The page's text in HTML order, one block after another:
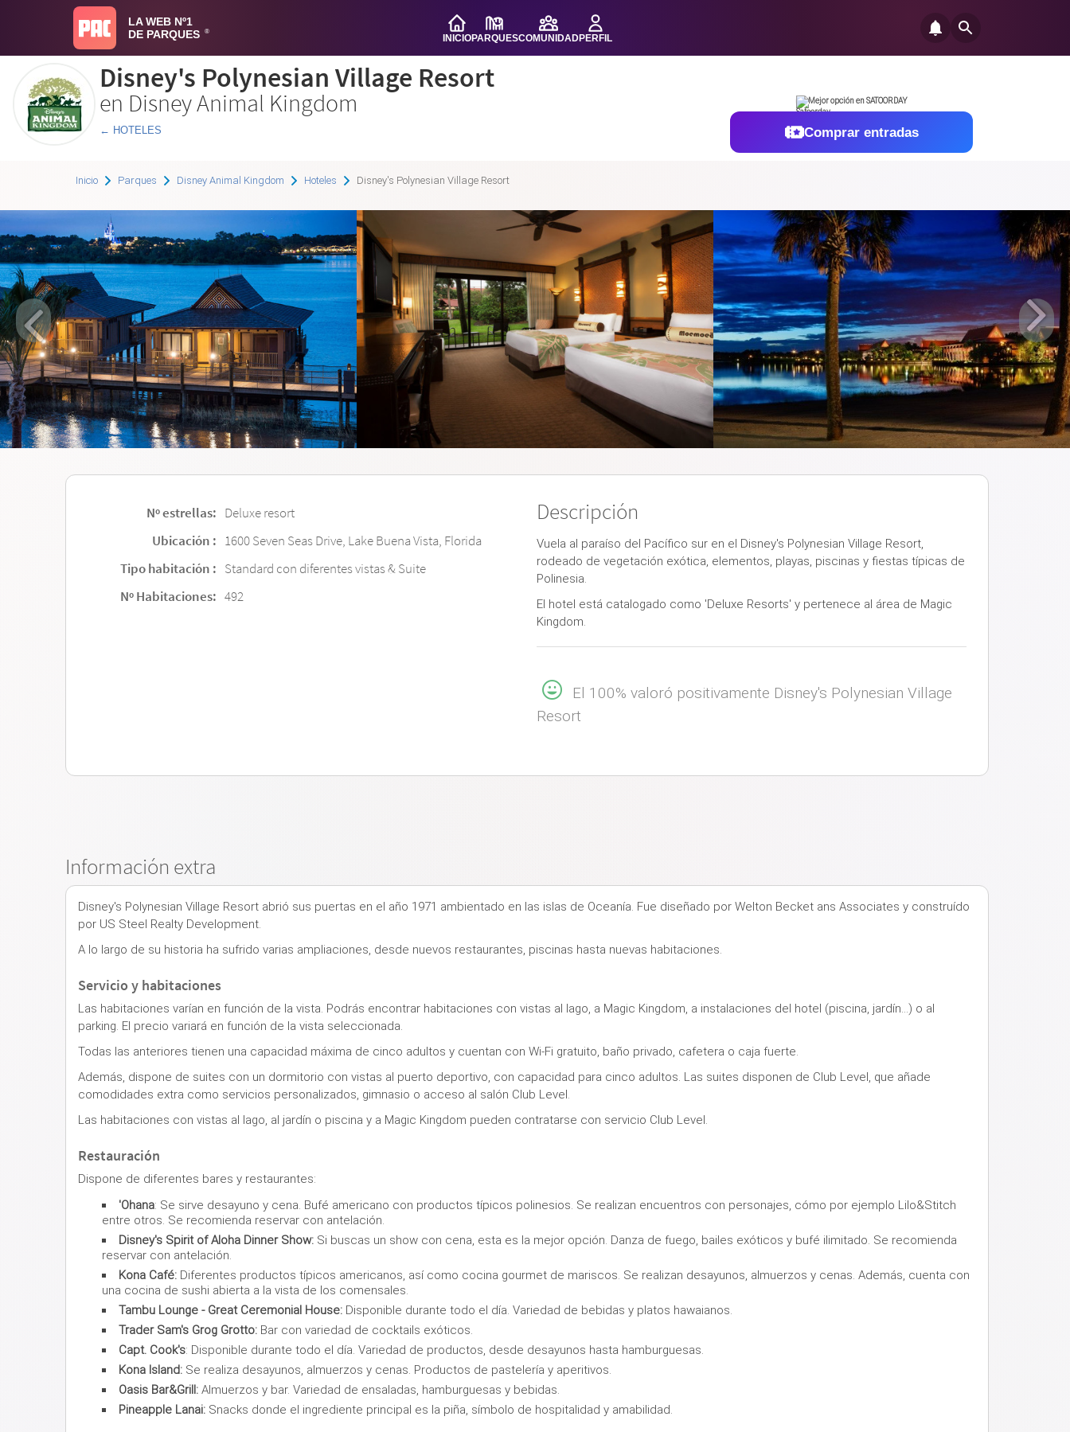
LA WEB Nº1
DE PARQUES
®
INICIOPARQUESCOMUNIDADPERFIL
Disney's Polynesian Village Resort
en Disney Animal Kingdom
← HOTELES
Mejor opción en SATOORDAY
Comprar entradas
Inicio Parques Disney Animal Kingdom Hoteles Disney's Polynesian Village Resort
Nº estrellas: Deluxe resort
Ubicación : 1600 Seven Seas Drive, Lake Buena Vista, Florida
Tipo habitación : Standard con diferentes vistas & Suite
Nº Habitaciones: 492
Descripción
Vuela al paraíso del Pacífico sur en el Disney's Polynesian Village Resort,
rodeado de vegetación exótica, elementos, playas, piscinas y fiestas típicas de
Polinesia.
El hotel está catalogado como 'Deluxe Resorts' y pertenece al área de Magic
Kingdom.
El 100% valoró positivamente Disney's Polynesian Village
Resort
Información extra
Disney's Polynesian Village Resort abrió sus puertas en el año 1971 ambientado en las islas de Oceanía. Fue diseñado por Welton Becket ans Associates y construído
por US Steel Realty Development.
A lo largo de su historia ha sufrido varias ampliaciones, desde nuevos restaurantes, piscinas hasta nuevas habitaciones.
Servicio y habitaciones
Las habitaciones varían en función de la vista. Podrás encontrar habitaciones con vistas al lago, a Magic Kingdom, a instalaciones del hotel (piscina, jardín...) o al
parking. El precio variará en función de la vista seleccionada.
Todas las anteriores tienen una capacidad máxima de cinco adultos y cuentan con Wi-Fi gratuito, baño privado, cafetera o caja fuerte.
Además, dispone de suites con un dormitorio con vistas al puerto deportivo, con capacidad para cinco adultos. Las suites disponen de Club Level, que añade
comodidades extra como servicios personalizados, gimnasio o acceso al salón Club Level.
Las habitaciones con vistas al lago, al jardín o piscina y a Magic Kingdom pueden contratarse con servicio Club Level.
Restauración
Dispone de diferentes bares y restaurantes:
'Ohana: Se sirve desayuno y cena. Bufé americano con productos típicos polinesios. Se realizan encuentros con personajes, cómo por ejemplo Lilo&Stitch
entre otros. Se recomienda reservar con antelación.
Disney's Spirit of Aloha Dinner Show: Si buscas un show con cena, esta es la mejor opción. Danza de fuego, bailes exóticos y bufé ilimitado. Se recomienda
reservar con antelación.
Kona Café: Diferentes productos típicos americanos, así como cocina gourmet de mariscos. Se realizan desayunos, almuerzos y cenas. Además, cuenta con
una cocina de sushi abierta a la vista de los comensales.
Tambu Lounge - Great Ceremonial House: Disponible durante todo el día. Variedad de bebidas y platos hawaianos.
Trader Sam's Grog Grotto: Bar con variedad de cocktails exóticos.
Capt. Cook's: Disponible durante todo el día. Variedad de productos, desde desayunos hasta hamburguesas.
Kona Island: Se realiza desayunos, almuerzos y cenas. Productos de pastelería y aperitivos.
Oasis Bar&Grill: Almuerzos y bar. Variedad de ensaladas, hamburguesas y bebidas.
Pineapple Lanai: Snacks donde el ingrediente principal es la piña, símbolo de hospitalidad y amabilidad.